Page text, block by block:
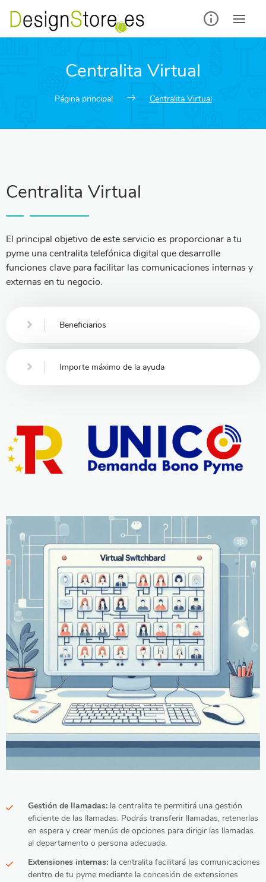
Centralita Virtual
Página principal Centralita Virtual
Centralita Virtual
El principal objetivo de este servicio es proporcionar a tu
pyme una centralita telefónica digital que desarrolle
funciones clave para facilitar las comunicaciones internas y
externas en tu negocio.
Beneficiarios
Importe máximo de la ayuda
Gestión de llamadas: la centralita te permitirá una gestión
eficiente de las llamadas. Podrás transferir llamadas, retenerlas
en espera y crear menús de opciones para dirigir las llamadas
al departamento o persona adecuada.
Extensiones internas: la centralita facilitará las comunicaciones
dentro de tu pyme mediante la concesión de extensiones